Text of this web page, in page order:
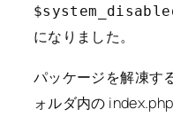
になりました。
パッケージを解凍す
ォルダ内の